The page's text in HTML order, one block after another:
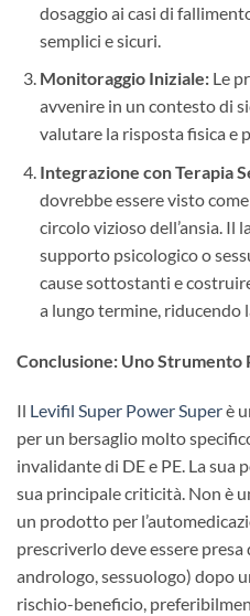
dosaggio ai casi di
semplici e sicuri.
Monitoraggio Iniziale: Le
avvenire in un contesto di
valutare la risposta fisica e
Integrazione con Terapia
dovrebbe essere visto
circolo vizioso dell’ansia. Il
supporto psicologico o
cause sottostanti e
a lungo termine, riducendo
Conclusione: Uno Strumento
Il Levifil Super Power Superè
per un bersaglio molto
invalidante di DE e PE. La sua
sua principale criticità. Non è
un prodotto per
prescriverlo deve essere
andrologo, sessuologo) dopo
rischio-beneficio,